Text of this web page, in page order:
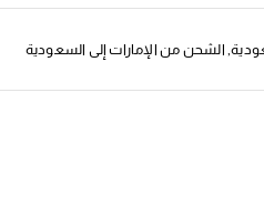
, الشحن من الإمارات إلى السعودية